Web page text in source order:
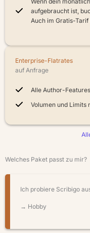
aufgebraucht ist,
Auch im Gratis-Tarif
Enterprise-Flatrates
auf Anfrage
Alle Author-Features
Volumen und Limits
Welches Paket passt zu mir?
Ich probiere Scribigo
→ Hobby